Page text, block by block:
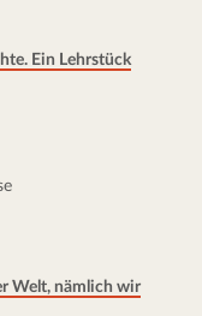
Ein Lehrstück
Welt, nämlich wir